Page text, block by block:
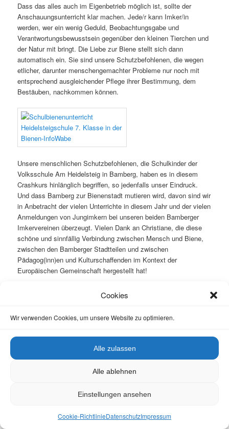
Cookies
Wir verwenden Cookies, um unsere Website zu optimieren.
Alle zulassen
Alle ablehnen
Einstellungen ansehen
Cookie-RichtlinieDatenschutzImpressum
Dass das alles auch im Eigenbetrieb möglich ist, sollte der
Anschauungsunterricht klar machen. Jede/r kann Imker/in
werden, wer ein wenig Geduld, Beobachtungsgabe und
Verantwortungsbewusstsein gegenüber den kleinen Tierchen und
der Natur mit bringt. Die Liebe zur Biene stellt sich dann
automatisch ein. Sie sind unsere Schutzbefohlenen, die wegen
etlicher, darunter menschengemachter Probleme nur noch mit
entsprechend ausgleichender Pflege ihrer Bestimmung, dem
Bestäuben, nachkommen können.
Unsere menschlichen Schutzbefohlenen, die Schulkinder der
Volksschule Am Heidelsteig in Bamberg, haben es in diesem
Crashkurs hinlänglich begriffen, so jedenfalls unser Eindruck.
Und dass Bamberg zur Bienenstadt mutieren wird, davon sind wir
in Anbetracht der vielen Unterrichte in diesem Jahr und der vielen
Anmeldungen von Jungimkern bei unseren beiden Bamberger
Imkervereinen überzeugt. Vielen Dank an Christiane, die diese
schöne und sinnfällig Verbindung zwischen Mensch und Biene,
zwischen den Bamberger Stadtteilen und zwischen
Pädagog(inn)en und Kulturschaffenden im Kontext der
Europäischen Gemeinschaft hergestellt hat!